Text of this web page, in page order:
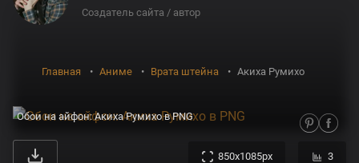
Создатель сайта / автор
Главная Аниме Врата штейна Акиха Румихо
Обои на айфон: Акиха Румихо в PNG
850x1085px 3